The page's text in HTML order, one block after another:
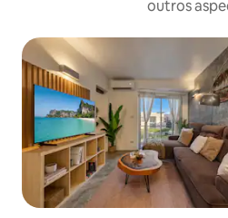
outros